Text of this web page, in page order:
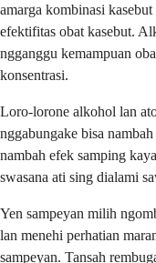
amarga kombinasi
efektifitas obat kasebut.
ngganggu kemampuan
konsentrasi.
Loro-lorone alkohol lan
nggabungake bisa
nambah efek samping
swasana ati sing dialami
Yen sampeyan milih
lan menehi perhatian
sampeyan. Tansah